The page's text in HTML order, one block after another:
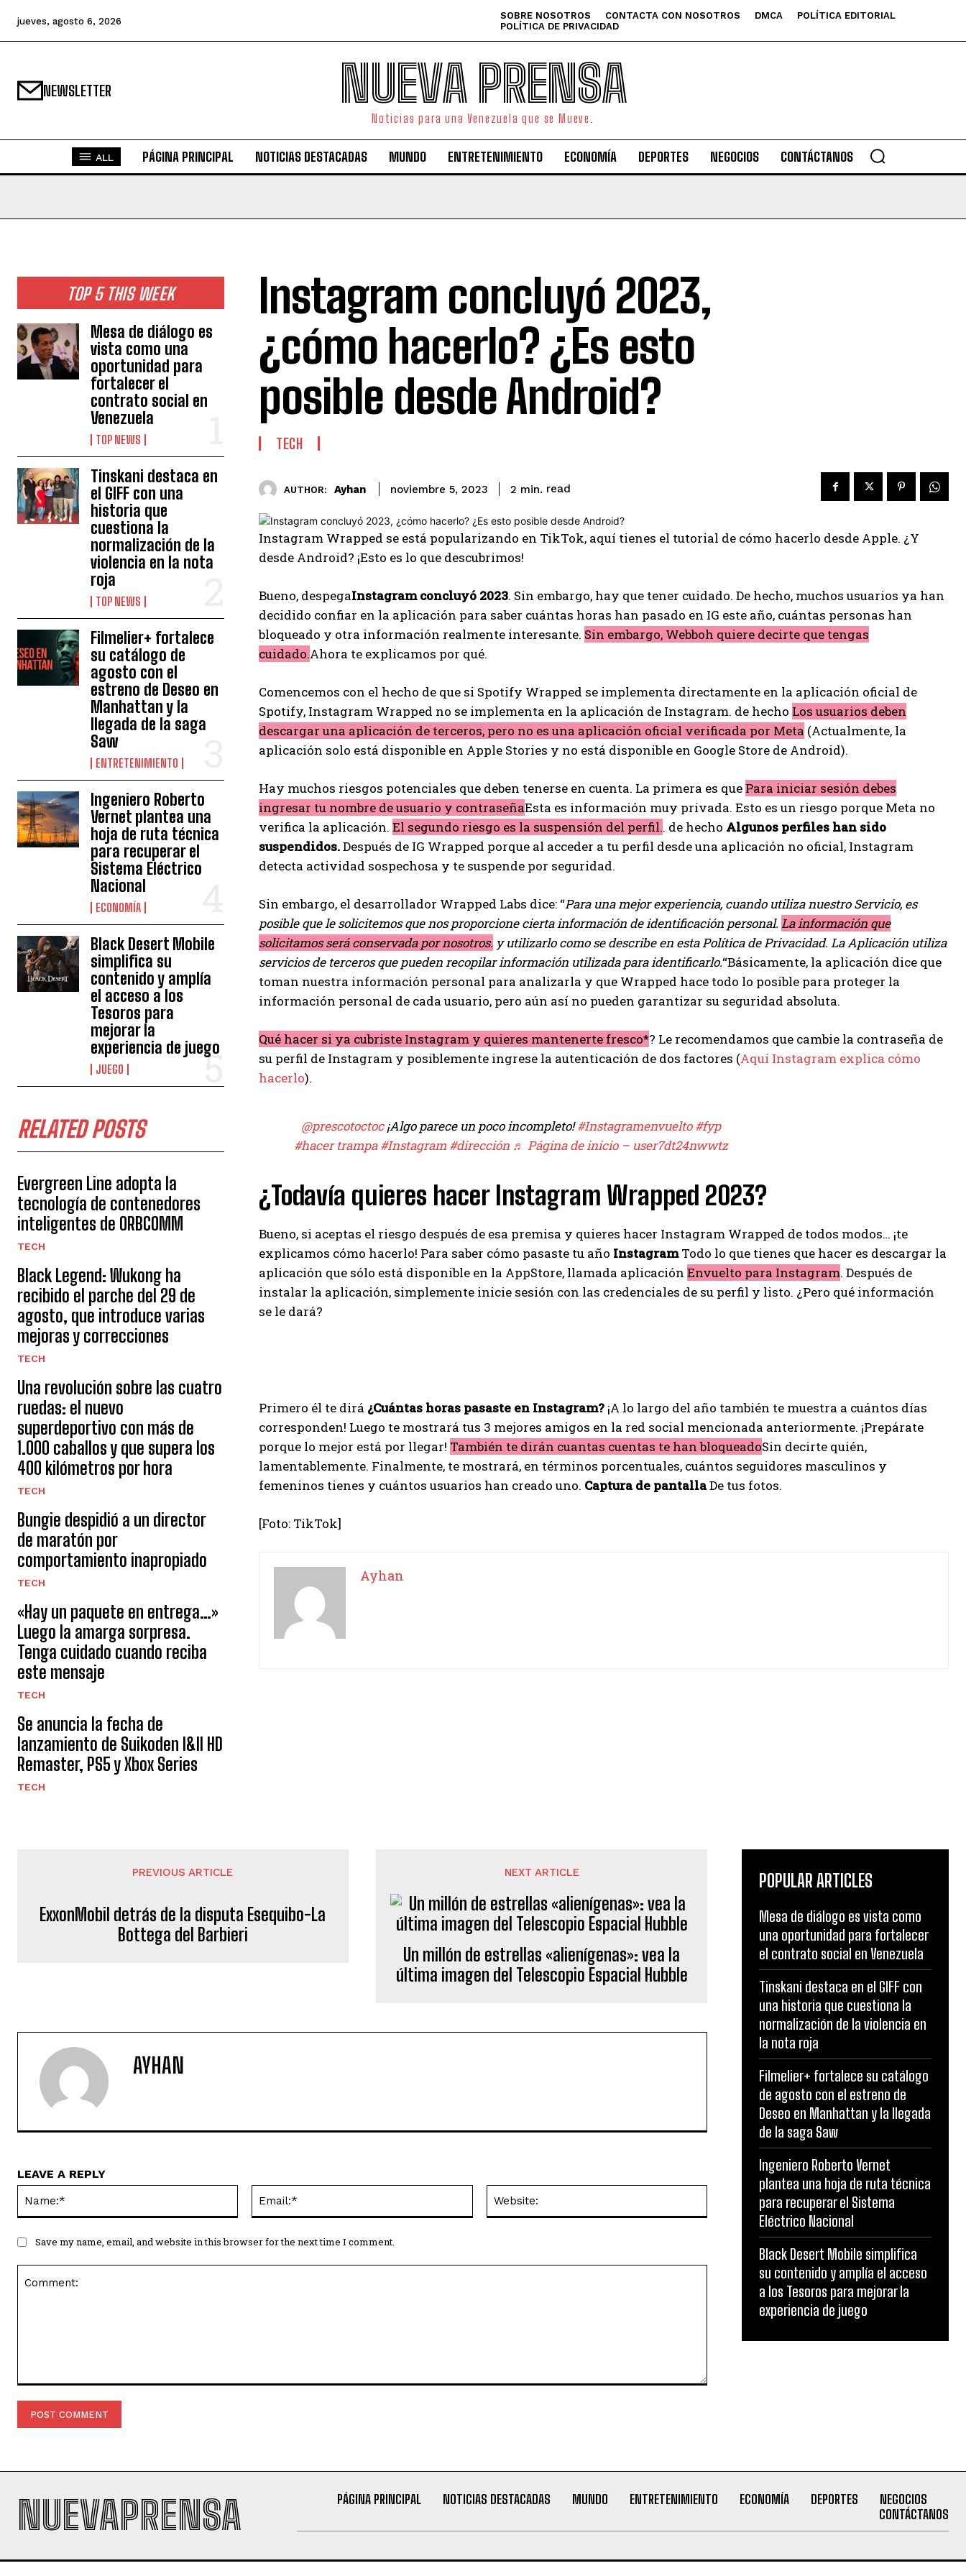
I've read and accept thePrivacy Policy.
Ayhan
jueves, agosto 6, 2026 SOBRE NOSOTROS CONTACTA CON NOSOTROS DMCA
POLÍTICA EDITORIAL
POLÍTICA DE PRIVACIDAD
NEWSLETTER NUEVA PRENSA
Noticias para una Venezuela que se Mueve.
ALL PÁGINA PRINCIPAL NOTICIAS DESTACADAS MUNDO ENTRETENIMIENTO ECONOMÍA DEPORTES NEGOCIOS CONTÁCTANOS
TOP 5 THIS WEEK
Mesa de diálogo es
vista como una
oportunidad para
fortalecer el
contrato social en
Venezuela
TOP NEWS
Tinskani destaca en
el GIFF con una
historia que
cuestiona la
normalización de la
violencia en la nota
roja
TOP NEWS
Filmelier+ fortalece
su catálogo de
agosto con el
estreno de Deseo en
Manhattan y la
llegada de la saga
Saw
ENTRETENIMIENTO
Ingeniero Roberto
Vernet plantea una
hoja de ruta técnica
para recuperar el
Sistema Eléctrico
Nacional
ECONOMÍA
Black Desert Mobile
simplifica su
contenido y amplía
el acceso a los
Tesoros para
mejorar la
experiencia de juego
JUEGO
RELATED POSTS
Evergreen Line adopta la
tecnología de contenedores
inteligentes de ORBCOMM
TECH
Black Legend: Wukong ha
recibido el parche del 29 de
agosto, que introduce varias
mejoras y correcciones
TECH
Una revolución sobre las cuatro
ruedas: el nuevo
superdeportivo con más de
1.000 caballos y que supera los
400 kilómetros por hora
TECH
Bungie despidió a un director
de maratón por
comportamiento inapropiado
TECH
«Hay un paquete en entrega…»
Luego la amarga sorpresa.
Tenga cuidado cuando reciba
este mensaje
TECH
Se anuncia la fecha de
lanzamiento de Suikoden I&II HD
Remaster, PS5 y Xbox Series
TECH
Instagram concluyó 2023,
¿cómo hacerlo? ¿Es esto
posible desde Android?
TECH
AUTHOR: Ayhan noviembre 5, 2023 2 min. read
Instagram Wrapped se está popularizando en TikTok, aquí tienes el tutorial de cómo hacerlo desde Apple. ¿Y
desde Android? ¡Esto es lo que descubrimos!
Bueno, despegaInstagram concluyó 2023. Sin embargo, hay que tener cuidado. De hecho, muchos usuarios ya han
decidido confiar en la aplicación para saber cuántas horas han pasado en IG este año, cuántas personas han
bloqueado y otra información realmente interesante. Sin embargo, Webboh quiere decirte que tengas
cuidado.Ahora te explicamos por qué.
Comencemos con el hecho de que si Spotify Wrapped se implementa directamente en la aplicación oficial de
Spotify, Instagram Wrapped no se implementa en la aplicación de Instagram. de hecho Los usuarios deben
descargar una aplicación de terceros, pero no es una aplicación oficial verificada por Meta (Actualmente, la
aplicación solo está disponible en Apple Stories y no está disponible en Google Store de Android).
Hay muchos riesgos potenciales que deben tenerse en cuenta. La primera es que Para iniciar sesión debes
ingresar tu nombre de usuario y contraseñaEsta es información muy privada. Esto es un riesgo porque Meta no
verifica la aplicación. El segundo riesgo es la suspensión del perfil.. de hecho Algunos perfiles han sido
suspendidos.Después de IG Wrapped porque al acceder a tu perfil desde una aplicación no oficial, Instagram
detecta actividad sospechosa y te suspende por seguridad.
Sin embargo, el desarrollador Wrapped Labs dice: “Para una mejor experiencia, cuando utiliza nuestro Servicio, es
posible que le solicitemos que nos proporcione cierta información de identificación personal.La información que
solicitamos será conservada por nosotros. y utilizarlo como se describe en esta Política de Privacidad. La Aplicación utiliza
servicios de terceros que pueden recopilar información utilizada para identificarlo.“Básicamente, la aplicación dice que
toman nuestra información personal para analizarla y que Wrapped hace todo lo posible para proteger la
información personal de cada usuario, pero aún así no pueden garantizar su seguridad absoluta.
Qué hacer si ya cubriste Instagram y quieres mantenerte fresco*? Le recomendamos que cambie la contraseña de
su perfil de Instagram y posiblemente ingrese la autenticación de dos factores (Aquí Instagram explica cómo
hacerlo).
@prescotoctoc¡Algo parece un poco incompleto!#Instagramenvuelto #fyp
#hacer trampa #Instagram #dirección ♬ Página de inicio – user7dt24nwwtz
¿Todavía quieres hacer Instagram Wrapped 2023?
Bueno, si aceptas el riesgo después de esa premisa y quieres hacer Instagram Wrapped de todos modos… ¡te
explicamos cómo hacerlo! Para saber cómo pasaste tu año Instagram Todo lo que tienes que hacer es descargar la
aplicación que sólo está disponible en la AppStore, llamada aplicación Envuelto para Instagram. Después de
instalar la aplicación, simplemente inicie sesión con las credenciales de su perfil y listo. ¿Pero qué información
se le dará?
Primero él te dirá ¿Cuántas horas pasaste en Instagram? ¡A lo largo del año también te muestra a cuántos días
corresponden! Luego te mostrará tus 3 mejores amigos en la red social mencionada anteriormente. ¡Prepárate
porque lo mejor está por llegar! También te dirán cuantas cuentas te han bloqueadoSin decirte quién,
lamentablemente. Finalmente, te mostrará, en términos porcentuales, cuántos seguidores masculinos y
femeninos tienes y cuántos usuarios han creado uno. Captura de pantallaDe tus fotos.
[Foto: TikTok]
Ayhan
PREVIOUS ARTICLE
ExxonMobil detrás de la disputa Esequibo-La
Bottega del Barbieri
NEXT ARTICLE
Un millón de estrellas «alienígenas»: vea la
última imagen del Telescopio Espacial Hubble
AYHAN
LEAVE A REPLY
Save my name, email, and website in this browser for the next time I comment.
POPULAR ARTICLES
Mesa de diálogo es vista como
una oportunidad para fortalecer
el contrato social en Venezuela
Tinskani destaca en el GIFF con
una historia que cuestiona la
normalización de la violencia en
la nota roja
Filmelier+ fortalece su catálogo
de agosto con el estreno de
Deseo en Manhattan y la llegada
de la saga Saw
Ingeniero Roberto Vernet
plantea una hoja de ruta técnica
para recuperar el Sistema
Eléctrico Nacional
Black Desert Mobile simplifica
su contenido y amplía el acceso
a los Tesoros para mejorar la
experiencia de juego
NUEVAPRENSA PÁGINA PRINCIPAL NOTICIAS DESTACADAS MUNDO ENTRETENIMIENTO ECONOMÍA DEPORTES
NEGOCIOS
CONTÁCTANOS